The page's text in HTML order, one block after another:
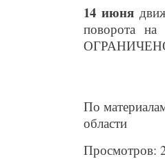
14 июня
поворота
По
области
Просмотров: